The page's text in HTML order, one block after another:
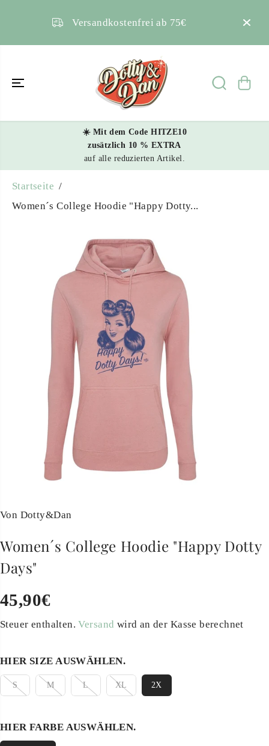
INHALTEN Kundenservice Kontakt
☀️ Mit dem Code HITZE10
zusätzlich 10 % EXTRA
auf alle reduzierten Artikel.
Startseite
Women´s College Hoodie "Happy Dotty...
Von Dotty&Dan
Women´s College Hoodie "Happy Dotty
Days"
R
E
R
45,90€
Steuer enthalten.Versand wird an der Kasse berechnet
HIER SIZE AUSWÄHLEN.
S M L XL 2X
HIER FARBE AUSWÄHLEN.
Women´s College
Hoodie "Happy Dotty
Days"